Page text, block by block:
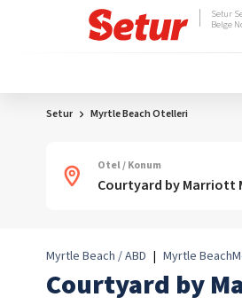
Setur
Belge
Setur Myrtle Beach Otelleri
Otel / Konum
Myrtle Beach / ABD | Myrtle Beach
Courtyard by